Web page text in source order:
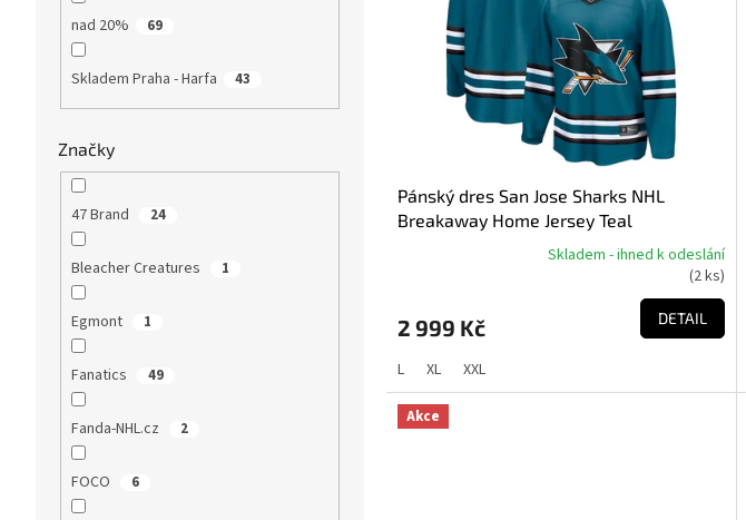
nad 20% 69
Skladem Praha - Harfa 43
Značky
47 Brand 24
Bleacher Creatures 1
Egmont 1
Fanatics 49
Fanda-NHL.cz 2
FOCO 6
Abecedně
Pánský dres San Jose Sharks NHL
Breakaway Home Jersey Teal
je
z
5
hvězdiček.
Skladem - ihned k odeslání
(2 ks)
2 999 Kč DETAIL
L XL XXL
Akce